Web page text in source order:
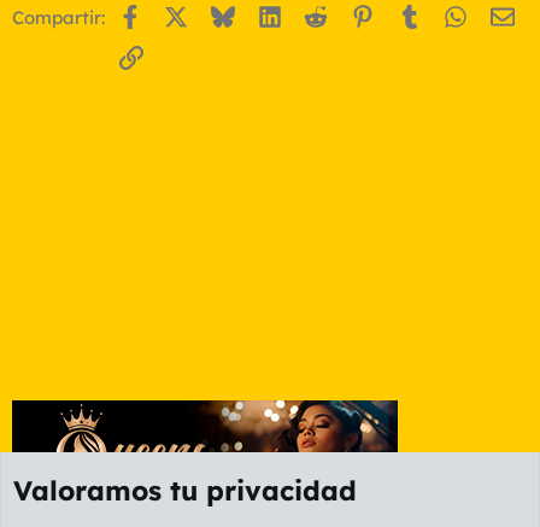
Compartir: Facebook BlueskyLinkedIn
Reddit Pinterest
Tumblr
Enlace
Valoramos tu privacidad